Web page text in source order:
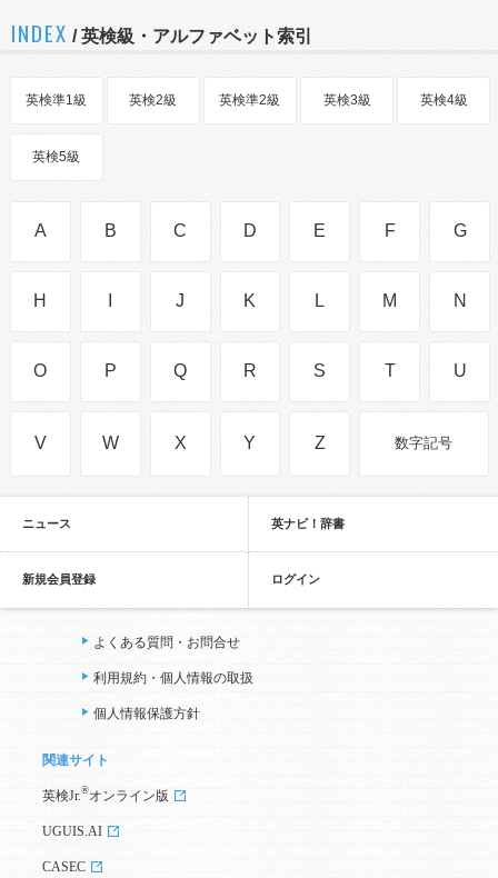
INDEX / 英検級・アルファベット索引
英検準1級 英検2級 英検準2級 英検3級 英検4級
英検5級
A B C D E F G
H J K L M N
O P Q R S T U
V W X Y Z 数字記号
ニュース 英ナビ！辞書
新規会員登録 ログイン
よくある質問・お問合せ
利用規約・個人情報の取扱
個人情報保護方針
関連サイト
英検Jr. ®オンライン版
UGUIS.AI
CASEC